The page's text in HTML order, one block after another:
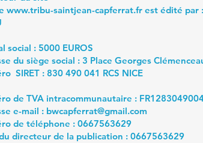
www.tribu-saintjean-capferrat.fr est édité par :
social : 5000 EUROS
du siège social : 3 Place Georges
SIRET : 830 490 041 RCS NICE
de TVA intracommunautaire :
e-mail : bwcapferrat@gmail.com
de téléphone : 0667563629
directeur de la publication : 0667563629